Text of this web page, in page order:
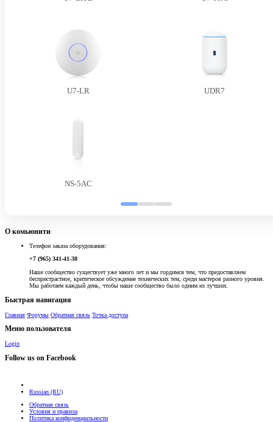
U7-LR UDR7
NS-5AC
О комьюнити
Телефон заказа оборудования:
+7 (965) 341-41-38
Наше сообщество существует уже много лет и мы гордимся тем, что предоставляем
беспристрастное, критическое обсуждение технических тем, среди мастеров разного уровня.
Мы работаем каждый день, чтобы наше сообщество было одним из лучших.
Быстрая навигация
Главная Форумы Обратная связь Точка доступа
Меню пользователя
Login
Follow us on Facebook
Russian (RU)
Обратная связь
Условия и правила
Политика конфиденциальности